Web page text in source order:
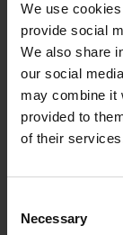
We use
provide social
We also share
our social
may combine it
provided to
of their
Selection
Necessary
Trendigt
Sorona® Aura för
inomhus och
säsong.
Tillverkad i
Lätt vaddering
Mångsidig för
Väderstad-logga i
1 199 kr